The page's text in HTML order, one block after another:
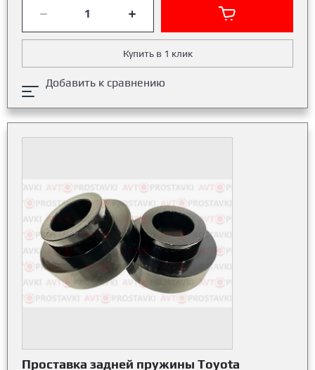
Купить в 1 клик
Добавить к сравнению
Проставка задней пружины Toyota